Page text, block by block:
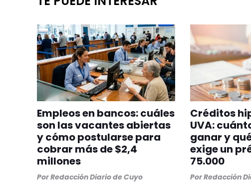
Empleos en bancos: cuáles
son las vacantes abiertas
y cómo postularse para
cobrar más de $2,4
millones
PorRedacción Diario de Cuyo
Créditos
UVA:
ganar y
exige un
75.000
PorRedacción